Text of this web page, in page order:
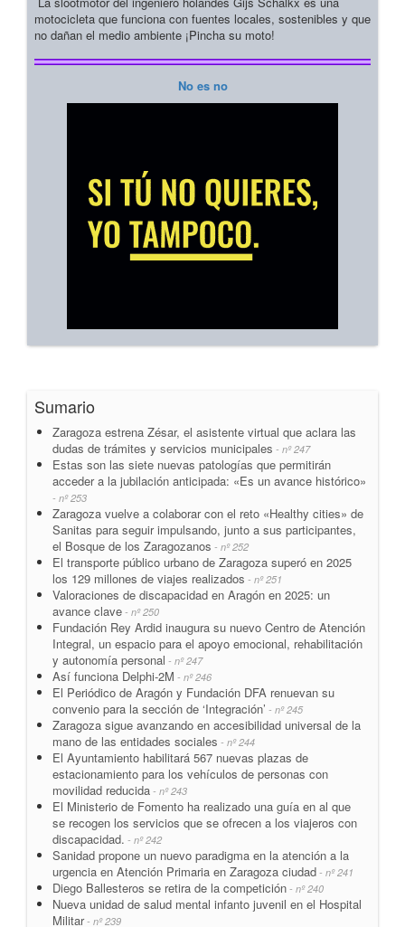
motocicleta que funciona con fuentes locales, sostenibles y que
no dañan el medio ambiente ¡Pincha su moto!
No es no
Sumario
Zaragoza estrena Zésar, el asistente virtual que aclara las
dudas de trámites y servicios municipales - nº 247
Estas son las siete nuevas patologías que permitirán
acceder a la jubilación anticipada: «Es un avance histórico»
- nº 253
Zaragoza vuelve a colaborar con el reto «Healthy cities» de
Sanitas para seguir impulsando, junto a sus participantes,
el Bosque de los Zaragozanos - nº 252
El transporte público urbano de Zaragoza superó en 2025
los 129 millones de viajes realizados - nº 251
Valoraciones de discapacidad en Aragón en 2025: un
avance clave - nº 250
Fundación Rey Ardid inaugura su nuevo Centro de Atención
Integral, un espacio para el apoyo emocional, rehabilitación
y autonomía personal - nº 247
Así funciona Delphi-2M - nº 246
El Periódico de Aragón y Fundación DFA renuevan su
convenio para la sección de ‘Integración’ - nº 245
Zaragoza sigue avanzando en accesibilidad universal de la
mano de las entidades sociales - nº 244
El Ayuntamiento habilitará 567 nuevas plazas de
estacionamiento para los vehículos de personas con
movilidad reducida - nº 243
El Ministerio de Fomento ha realizado una guía en al que
se recogen los servicios que se ofrecen a los viajeros con
discapacidad. - nº 242
Sanidad propone un nuevo paradigma en la atención a la
urgencia en Atención Primaria en Zaragoza ciudad - nº 241
Diego Ballesteros se retira de la competición - nº 240
Nueva unidad de salud mental infanto juvenil en el Hospital
Militar- nº 239